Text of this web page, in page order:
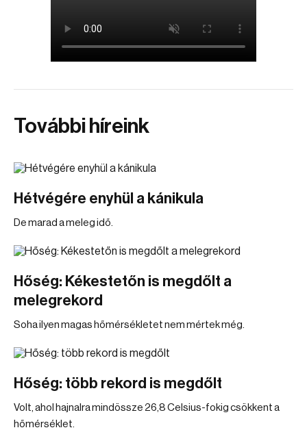
További híreink
Hétvégére enyhül a kánikula
De marad a meleg idő.
Hőség: Kékestetőn is megdőlt a
melegrekord
Soha ilyen magas hőmérsékletet nem mértek még.
Hőség: több rekord is megdőlt
Volt, ahol hajnalra mindössze 26,8 Celsius-fokig csökkent a
hőmérséklet.